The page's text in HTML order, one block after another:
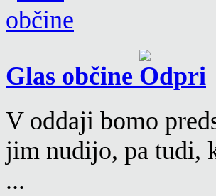
Glas občine
V oddaji bomo
jim nudijo, pa tudi,
...